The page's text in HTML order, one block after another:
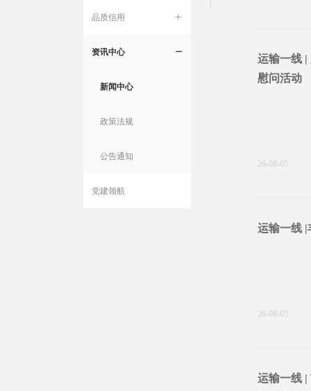
运输一线
慰问活动
26-08-05
运输一线 |
26-08-05
运输一线 |
ꄶ
品质信用
ꄵ
资讯中心
新闻中心
政策法规
公告通知
党建领航